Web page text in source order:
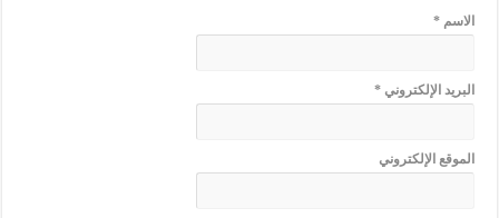
الاسم*
البريد الإلكتروني*
الموقع الإلكتروني